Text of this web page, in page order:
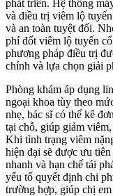
phát triển. Hệ thống
và điều trị viêm lộ
và an toàn tuyệt đối.
phí đốt viêm lộ tuyến
phương pháp điều trị
chính và lựa chọn giải
Phòng khám áp dụng
ngoại khoa tùy theo
nhẹ, bác sĩ có thể kê
tại chỗ, giúp giảm
Khi tình trạng viêm
hiện đại sẽ được ưu
nhanh và hạn chế tái
yếu tố quyết định chi
trường hợp, giúp chị